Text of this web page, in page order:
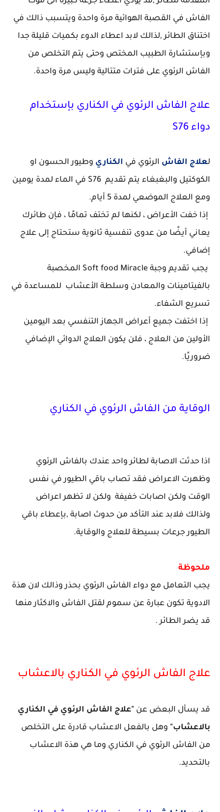
الفاش في القصبة الهوائية مرة واحدة ويتسبب ذالك في
اختناق الطائر ,لذالك لابد اعطاء الدوء بكميات قليلة جدا
وبإستشارة الطبيب المختص وحتى يتم التخلص من
الفاش الرئوي على فترات متتالية وليس مرة واحدة.
علاج الفاش الرئوي في الكناري بإستخدام
دواء S76
لعلاج الفاش الرئوي في الكناري وطيور الحسون او
الكوكتيل والبغبغاء يتم تقديم S76 في الماء لمدة يومين
ومع العلاج الموضعي لمدة 5 أيام.
إذا خفت الأعراض ، لكنها لم تختف تمامًا ، فإن طائرك
يعاني أيضًا من عدوى تنفسية ثانوية ستحتاج إلى علاج
إضافي.
يجب تقديم وجبة Soft food Miracle المخصبة
بالفيتامينات والمعادن وسلطة الأعشاب للمساعدة في
تسريع الشفاء.
إذا اختفت جميع أعراض الجهاز التنفسي بعد اليومين
الأولين من العلاج ، فلن يكون العلاج الدوائي الإضافي
ضروريًا.
الوقاية من الفاش الرئوي في الكناري
اذا حدثت الاصابة لطائر واحد عندك بالفاش الرئوي
وظهرت الاعراض فقد تصاب باقي الطيور في نفس
الوقت ولكن اصابات خفيفة ولكن لا تظهر اعراض
ولذالك فلابد عند التأكد من حدوث اصابة ,بإعطاء باقي
الطيور جرعات بسيطة للعلاج والوقاية.
ملحوظة
يجب التعامل مع دواء الفاش الرئوي بحذر وذالك لان هذة
الادوية تكون عبارة عن سموم لقتل الفاش والاكثار منها
قد يضر الطائر .
علاج الفاش الرئوي في الكناري بالاعشاب
قد يسأل البعض عن "علاج الفاش الرئوي في الكناري
بالاعشاب" وهل بالفعل الاعشاب قادرة على التخلص
من الفاش الرئوي في الكناري وما هي هذة الاعشاب
بالتحديد.